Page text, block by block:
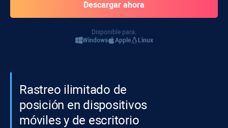
Disponible para:
Windows
Apple Linux
Rastreo ilimitado de
posición en dispositivos
móviles y de escritorio